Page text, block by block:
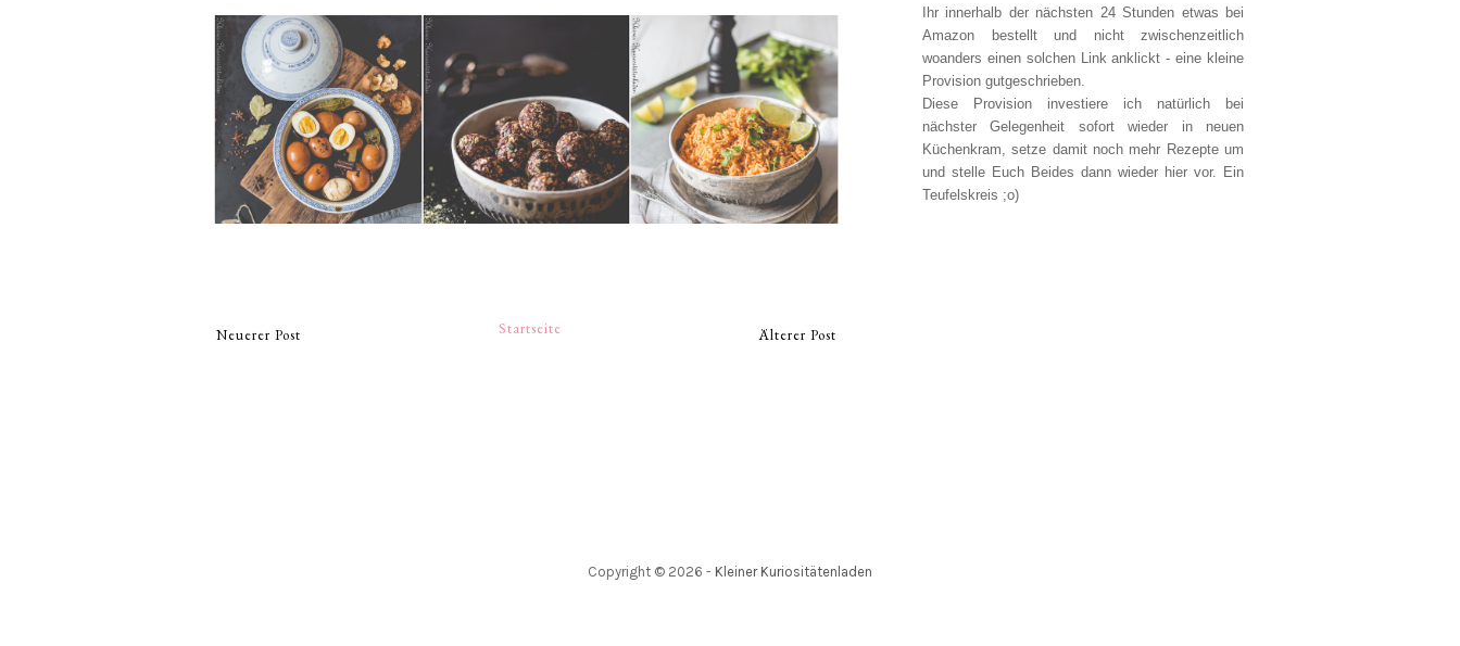
Neuerer Post Älterer Post
Startseite
Ihr innerhalb der nächsten 24 Stunden etwas bei
Amazon bestellt und nicht zwischenzeitlich
woanders einen solchen Link anklickt - eine kleine
Provision gutgeschrieben.
Diese Provision investiere ich natürlich bei
nächster Gelegenheit sofort wieder in neuen
Küchenkram, setze damit noch mehr Rezepte um
und stelle Euch Beides dann wieder hier vor. Ein
Teufelskreis ;o)
Copyright © 2026 - Kleiner Kuriositätenladen